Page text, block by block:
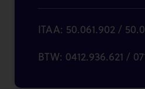
ITAA: 50.061.902 /
BTW: 0412.936.621 /